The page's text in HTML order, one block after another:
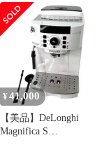
シン ECAM22112B
¥ 41,000
【美品】DeLonghi
Magnifica S